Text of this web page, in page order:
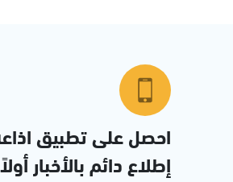
احصل على تطبيق
إطلاع دائم بالأخبار